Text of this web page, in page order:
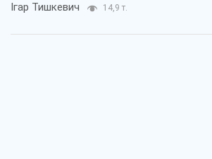
Ігар Тишкевич 14,9 т.